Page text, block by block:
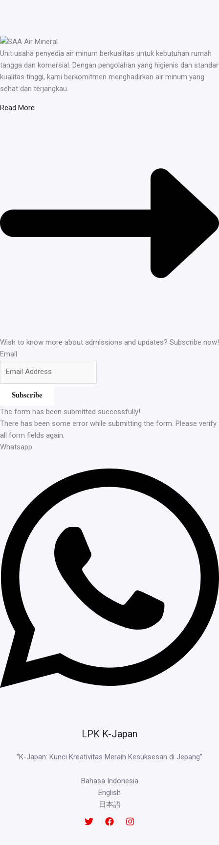
Unit usaha penyedia air minum berkualitas untuk kebutuhan rumah
tangga dan komersial. Dengan pengolahan yang higienis dan standar
kualitas tinggi, kami berkomitmen menghadirkan air minum yang
sehat dan terjangkau.
Read More
Wish to know more about admissions and updates? Subscribe now!
Email
Subscribe
The form has been submitted successfully!
There has been some error while submitting the form. Please verify
all form fields again.
Whatsapp
LPK K-Japan
“K-Japan: Kunci Kreativitas Meraih Kesuksesan di Jepang”
Bahasa Indonesia
English
日本語